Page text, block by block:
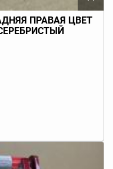
ПРАВАЯ ЦВЕТ
СЕРЕБРИСТЫЙ